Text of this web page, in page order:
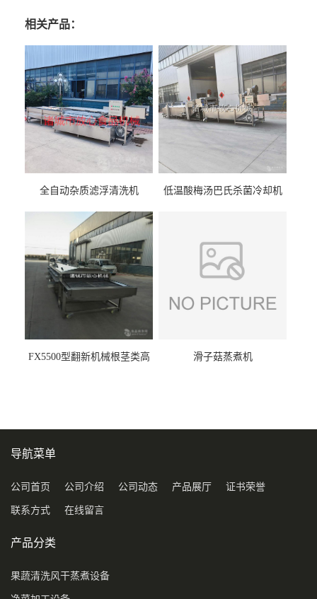
相关产品：
全自动杂质滤浮清洗机 低温酸梅汤巴氏杀菌冷却机
FX5500型翻新机械根茎类高
滑子菇蒸煮机
导航菜单
公司首页 公司介绍 公司动态 产品展厅 证书荣誉
联系方式 在线留言
产品分类
果蔬清洗风干蒸煮设备